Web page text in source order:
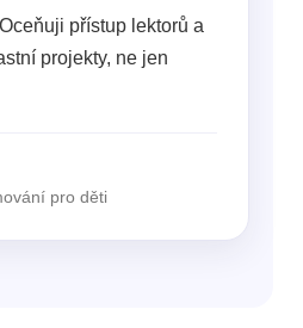
přístup lektorů a
projekty, ne jen
pro děti